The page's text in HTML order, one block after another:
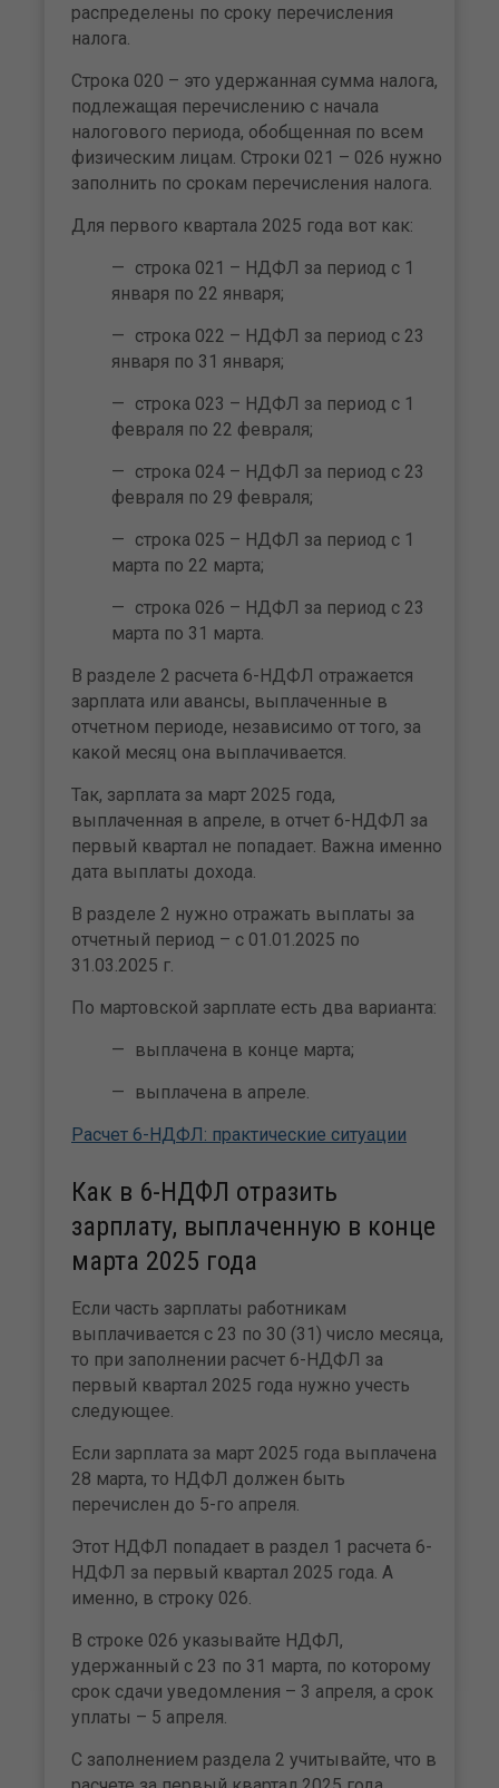
распределены по сроку перечисления
налога.
Строка 020 – это удержанная сумма налога,
подлежащая перечислению с начала
налогового периода, обобщенная по всем
физическим лицам. Строки 021 – 026 нужно
заполнить по срокам перечисления налога.
Для первого квартала 2025 года вот как:
строка 021 – НДФЛ за период с 1
января по 22 января;
строка 022 – НДФЛ за период с 23
января по 31 января;
строка 023 – НДФЛ за период с 1
февраля по 22 февраля;
строка 024 – НДФЛ за период с 23
февраля по 29 февраля;
строка 025 – НДФЛ за период с 1
марта по 22 марта;
строка 026 – НДФЛ за период с 23
марта по 31 марта.
В разделе 2 расчета 6-НДФЛ отражается
зарплата или авансы, выплаченные в
отчетном периоде, независимо от того, за
какой месяц она выплачивается.
Так, зарплата за март 2025 года,
выплаченная в апреле, в отчет 6-НДФЛ за
первый квартал не попадает. Важна именно
дата выплаты дохода.
В разделе 2 нужно отражать выплаты за
отчетный период – с 01.01.2025 по
31.03.2025 г.
По мартовской зарплате есть два варианта:
выплачена в конце марта;
выплачена в апреле.
Расчет 6-НДФЛ: практические ситуации
Как в 6-НДФЛ отразить
зарплату, выплаченную в конце
марта 2025 года
Если часть зарплаты работникам
выплачивается с 23 по 30 (31) число месяца,
то при заполнении расчет 6-НДФЛ за
первый квартал 2025 года нужно учесть
следующее.
Если зарплата за март 2025 года выплачена
28 марта, то НДФЛ должен быть
перечислен до 5-го апреля.
Этот НДФЛ попадает в раздел 1 расчета 6-
НДФЛ за первый квартал 2025 года. А
именно, в строку 026.
В строке 026 указывайте НДФЛ,
удержанный с 23 по 31 марта, по которому
срок сдачи уведомления – 3 апреля, а срок
уплаты – 5 апреля.
С заполнением раздела 2 учитывайте, что в